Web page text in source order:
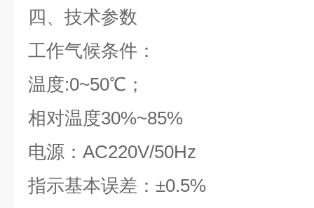
四、技术参数
工作气候条件：
温度:0~50℃；
相对温度30%~85%
电源：AC220V/50Hz
指示基本误差：±0.5%